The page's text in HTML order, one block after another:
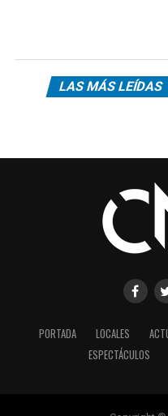
LAS MÁS LEÍDAS
PORTADA LOCALES
ESPECTÁCULOS